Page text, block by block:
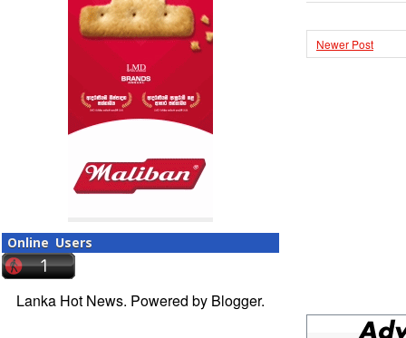
Online Users
Lanka Hot News. Powered by Blogger.
Newer Post